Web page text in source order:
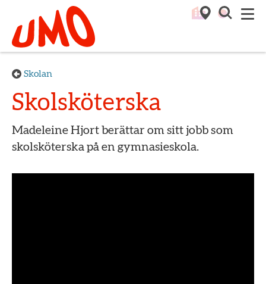
Till startsidan för Umo
Skolan
Skolsköterska
Madeleine Hjort berättar om sitt jobb som
skolsköterska på en gymnasieskola.